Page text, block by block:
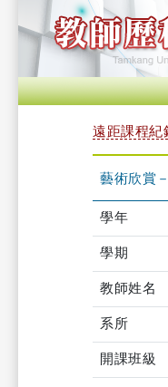
遠距課程紀
藝術欣賞
學年
學期
教師姓名
系所
開課班級